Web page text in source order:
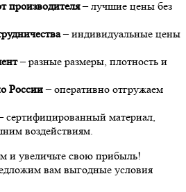
производителя– лучшие цены без
– индивидуальные цены
– разные размеры, плотность и
России– оперативно отгружаем
сертифицированный материал,
воздействиям.
и увеличьте свою прибыль!
вам выгодные условия